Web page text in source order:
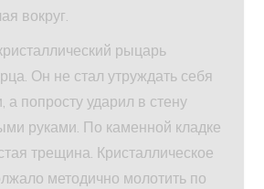
вокруг.
рыцарь
Он не стал утруждать себя
а попросту ударил в стену
руками. По каменной кладке
трещина. Кристаллическое
методично молотить по